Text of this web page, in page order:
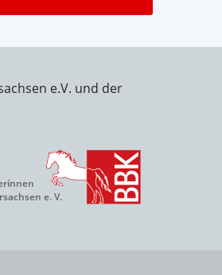
e.V. und der
e. V.